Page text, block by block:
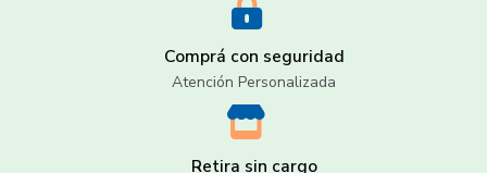
Comprá con seguridad
Atención Personalizada
Retira sin cargo